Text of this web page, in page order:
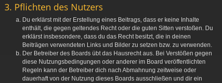
3. Pflichten des Nutzers
Du erklärst mit der Erstellung eines Beitrags, dass er keine Inhalte
enthält, die gegen geltendes Recht oder die guten Sitten verstoßen. Du
erklärst insbesondere, dass du das Recht besitzt, die in deinen
Beiträgen verwendeten Links und Bilder zu setzen bzw. zu verwenden.
Der Betreiber des Boards übt das Hausrecht aus. Bei Verstößen gegen
diese Nutzungsbedingungen oder anderer im Board veröffentlichten
Regeln kann der Betreiber dich nach Abmahnung zeitweise oder
dauerhaft von der Nutzung dieses Boards ausschließen und dir ein